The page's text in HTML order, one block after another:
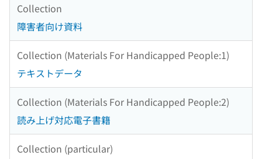
Collection
障害者向け資料
Collection (Materials For Handicapped People:1)
テキストデータ
Collection (Materials For Handicapped People:2)
読み上げ対応電子書籍
Collection (particular)